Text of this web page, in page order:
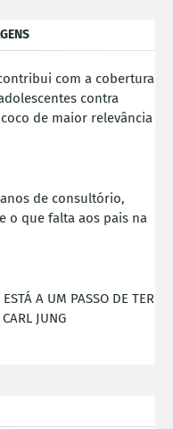
contribui com a cobertura
contra
de maior relevância
anos de consultório,
o que falta aos pais na
A UM PASSO DE TER
JUNG